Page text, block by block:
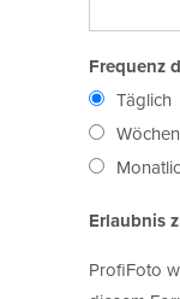
Frequenz
Täglich
Erlaubnis
ProfiFoto